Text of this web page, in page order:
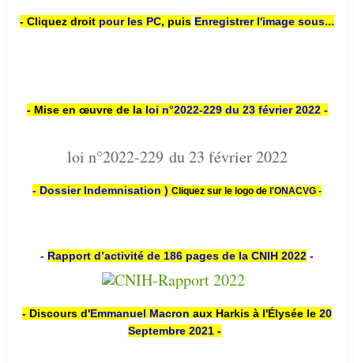
- Cliquez droit pour les PC, puis Enregistrer l'image sous...
- Mise en œuvre de la loi n°2022-229 du 23 février 2022 -
loi n°2022-229 du 23 février 2022
- Dossier Indemnisation ) Cliquez sur le logo de l'ONACVG -
- Rapport d’activité de 186 pages de la CNIH 2022 -
- Discours d'Emmanuel Macron aux Harkis à l'Élysée le 20
Septembre 2021 -